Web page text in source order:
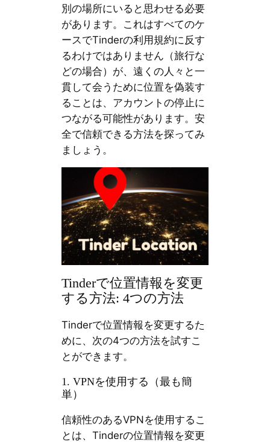
別の場所にいると思わせる必要
があります。これはすべてのケ
ースでTinderの利用規約に反す
るわけではありません（旅行な
どの場合）が、遠くの人々と一
貫して会うために位置を偽装す
ることは、アカウントの停止に
つながる可能性があります。安
全で信頼できる方法を探ってみ
ましょう。
Tinderで位置情報を変更
する方法: 4つの方法
Tinderで位置情報を変更するた
めに、次の4つの方法を試すこ
とができます。
1. VPNを使用する（最も簡
単）
信頼性のあるVPNを使用するこ
とは、Tinderの位置情報を変更